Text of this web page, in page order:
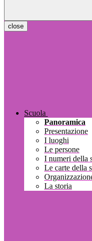
close
Scuola
Panoramica
Presentazione
I luoghi
Le persone
I numeri della
Le carte della
La storia